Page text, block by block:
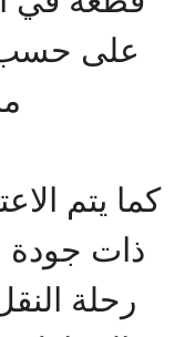
على حسب
كما يتم
ذات جودة
رحلة